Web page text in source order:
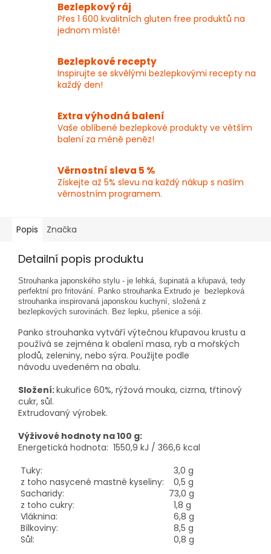
Bezlepkový ráj
Přes 1 600 kvalitních gluten free produktů na
jednom místě!
Bezlepkové recepty
Inspirujte se skvělými bezlepkovými recepty na
každý den!
Extra výhodná balení
Vaše oblíbené bezlepkové produkty ve větším
balení za méně peněz!
Věrnostní sleva 5 %
Získejte až 5% slevu na každý nákup s naším
věrnostním programem.
Popis Značka
Detailní popis produktu
Strouhanka japonského stylu - je lehká, šupinatá a křupavá, tedy
perfektní pro fritování. Panko strouhanka Extrudo je bezlepková
strouhanka inspirovaná japonskou kuchyní, složená z
bezlepkových surovinách. Bez lepku, pšenice a sóji.
Panko strouhanka vytváří výtečnou křupavou krustu a
používá se zejména k obalení masa, ryb a mořských
plodů, zeleniny, nebo sýra. Použijte podle
návodu uvedeném na obalu.
Složení:kukuřice 60%, rýžová mouka, cizrna, třtinový
cukr, sůl.
Extrudovaný výrobek.
Výživové hodnoty na 100 g:
Energetická hodnota: 1550,9 kJ / 366,6 kcal
Tuky:
3,0 g
z toho nasycené mastné kyseliny:
0,5 g
Sacharidy:
73,0 g
z toho cukry:
1,8 g
Vláknina:
6,8 g
Bílkoviny:
8,5 g
Sůl:
0,8 g